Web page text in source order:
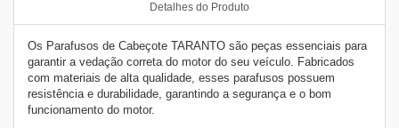
Detalhes do Produto
Os Parafusos de Cabeçote TARANTO são peças essenciais para
garantir a vedação correta do motor do seu veículo. Fabricados
com materiais de alta qualidade, esses parafusos possuem
resistência e durabilidade, garantindo a segurança e o bom
funcionamento do motor.